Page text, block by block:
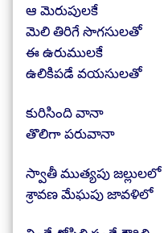
ఆ మెరుపులకే
మెలి తిరిగే సొగసులతో
ఈ ఉరుములకే
ఉలికిపడే వయసులతో
కురిసింది వానా
తొలిగా పరువానా
స్వాతీ ముత్యపు జల్లులలో
శ్రావణ మేఘపు జావళిలో